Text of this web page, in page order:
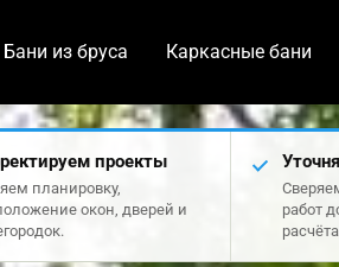
Бани из бруса Каркасные бани
проекты
планировку,
окон, дверей и
работ